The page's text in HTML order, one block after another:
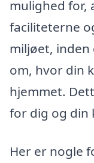
mulighed for,
faciliteterne
miljøet,
om, hvor din
hjemmet.
for dig og din
Her er nogle